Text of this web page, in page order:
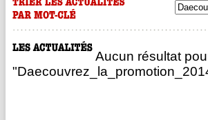
Aucun résultat